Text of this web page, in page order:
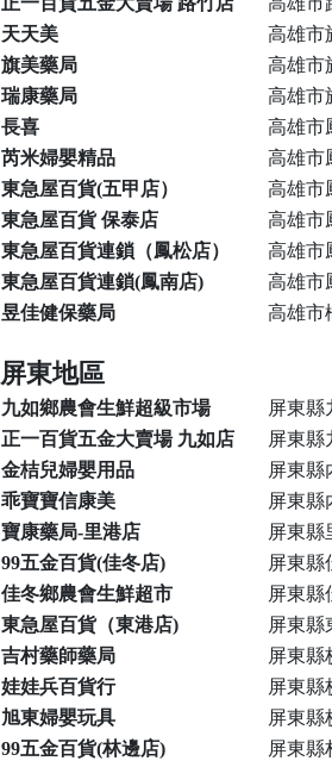
天天美
高雄市
旗美藥局
高雄市
瑞康藥局
高雄市
長喜
高雄市
芮米婦嬰精品
高雄市
東急屋百貨(五甲店）
高雄市
東急屋百貨 保泰店
高雄市
東急屋百貨連鎖（鳳松店）
高雄市
東急屋百貨連鎖(鳳南店)
高雄市
昱佳健保藥局
高雄市
屏東地區
九如鄉農會生鮮超級市場
屏東縣
正一百貨五金大賣場 九如店
屏東縣
金桔兒婦嬰用品
屏東縣
乖寶寶信康美
屏東縣
寶康藥局-里港店
屏東縣
99五金百貨(佳冬店)
屏東縣
佳冬鄉農會生鮮超市
屏東縣
東急屋百貨（東港店)
屏東縣
吉村藥師藥局
屏東縣
娃娃兵百貨行
屏東縣
旭東婦嬰玩具
屏東縣
99五金百貨(林邊店)
屏東縣